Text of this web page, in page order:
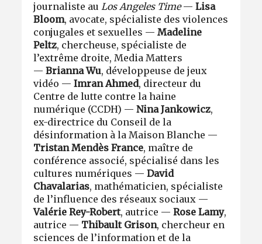
journaliste auLos Angeles Time—Lisa
Bloom, avocate, spécialiste des violences
conjugales et sexuelles —Madeline
Peltz, chercheuse, spécialiste de
l’extrême droite, Media Matters
—Brianna Wu, développeuse de jeux
vidéo —Imran Ahmed, directeur du
Centre de lutte contre la haine
numérique (CCDH) —Nina Jankowicz,
ex-directrice du Conseil de la
désinformation à la Maison Blanche —
Tristan Mendès France, maître de
conférence associé, spécialisé dans les
cultures numériques —David
Chavalarias, mathématicien, spécialiste
de l’influence des réseaux sociaux —
Valérie Rey-Robert, autrice —Rose Lamy,
autrice — Thibault Grison, chercheur en
sciences de l’information et de la